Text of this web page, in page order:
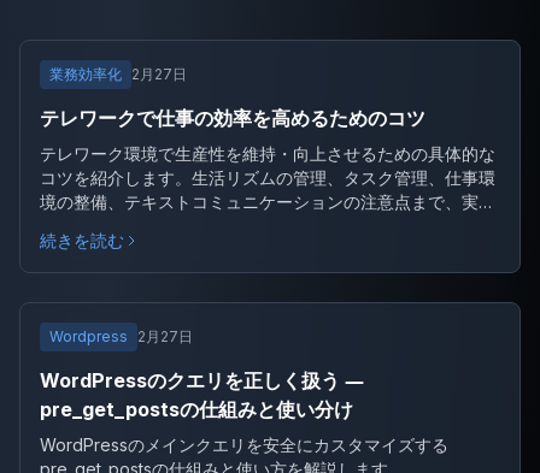
業務効率化 2月27日
テレワークで仕事の効率を高めるためのコツ
テレワーク環境で生産性を維持・向上させるための具体的な
コツを紹介します。生活リズムの管理、タスク管理、仕事環
境の整備、テキストコミュニケーションの注意点まで、実践
続きを読む
Wordpress 2月27日
WordPressのクエリを正しく扱う ―
pre_get_postsの仕組みと使い分け
WordPressのメインクエリを安全にカスタマイズする
pre_get_postsの仕組みと使い方を解説します。